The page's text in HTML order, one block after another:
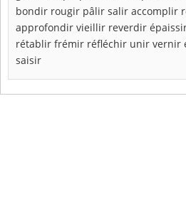
bondir rougir pâlir salir accomplir
approfondir vieillir reverdir
rétablir frémir réfléchir unir vernir
saisir